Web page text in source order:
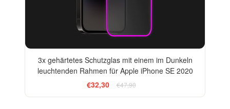
3x gehärtetes Schutzglas mit einem im Dunkeln
leuchtenden Rahmen für Apple iPhone SE 2020
€32,30
€47,90